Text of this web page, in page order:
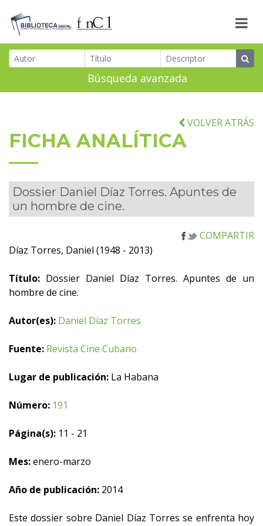
Búsqueda avanzada
VOLVER ATRÁS
FICHA ANALÍTICA
Dossier Daniel Díaz Torres. Apuntes de
un hombre de cine.
COMPARTIR
Díaz Torres, Daniel (1948 - 2013)
Título: Dossier Daniel Díaz Torres. Apuntes de un
hombre de cine.
Autor(es): Daniel Díaz Torres
Fuente: Revista Cine Cubano
Lugar de publicación: La Habana
Número: 191
Página(s): 11 - 21
Mes:enero-marzo
Año de publicación: 2014
Este dossier sobre Daniel Díaz Torres se enfrenta hoy